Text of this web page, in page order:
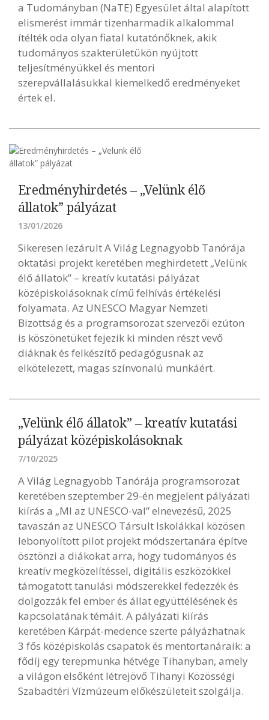
a Tudományban (NaTE) Egyesület által alapított
elismerést immár tizenharmadik alkalommal
ítélték oda olyan fiatal kutatónőknek, akik
tudományos szakterületükön nyújtott
teljesítményükkel és mentori
szerepvállalásukkal kiemelkedő eredményeket
értek el.
Eredményhirdetés – „Velünk élő
állatok” pályázat
13/01/2026
Sikeresen lezárult A Világ Legnagyobb Tanórája
oktatási projekt keretében meghirdetett „Velünk
élő állatok” – kreatív kutatási pályázat
középiskolásoknak című felhívás értékelési
folyamata. Az UNESCO Magyar Nemzeti
Bizottság és a programsorozat szervezői ezúton
is köszönetüket fejezik ki minden részt vevő
diáknak és felkészítő pedagógusnak az
elkötelezett, magas színvonalú munkáért.
„Velünk élő állatok” – kreatív kutatási
pályázat középiskolásoknak
7/10/2025
A Világ Legnagyobb Tanórája programsorozat
keretében szeptember 29-én megjelent pályázati
kiírás a „MI az UNESCO-val” elnevezésű, 2025
tavaszán az UNESCO Társult Iskolákkal közösen
lebonyolított pilot projekt módszertanára építve
ösztönzi a diákokat arra, hogy tudományos és
kreatív megközelítéssel, digitális eszközökkel
támogatott tanulási módszerekkel fedezzék és
dolgozzák fel ember és állat együttélésének és
kapcsolatának témáit. A pályázati kiírás
keretében Kárpát-medence szerte pályázhatnak
3 fős középiskolás csapatok és mentortanáraik: a
fődíj egy terepmunka hétvége Tihanyban, amely
a világon elsőként létrejövő Tihanyi Közösségi
Szabadtéri Vízmúzeum előkészületeit szolgálja.